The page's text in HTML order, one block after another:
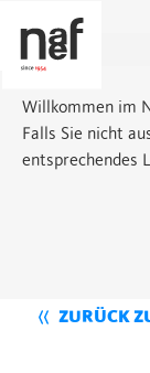
Willkommen im
Falls Sie nicht
entsprechendes
ZURÜCK